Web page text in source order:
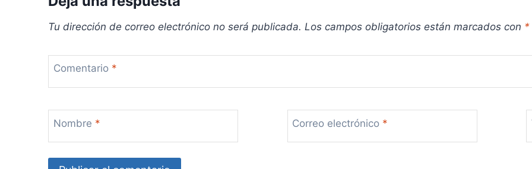
Tu dirección de correo electrónico no será publicada. Los campos obligatorios están marcados con *
Comentario *
Nombre * Correo electrónico *